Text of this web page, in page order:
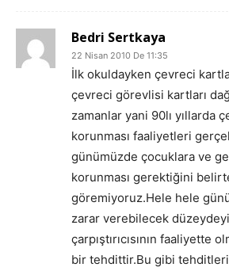
Bedri Sertkaya
22 Nisan 2010 De 11:35
İlk okuldayken çevreci
çevreci görevlisi kartları
zamanlar yani 90lı yıllarda
korunması faaliyetleri
günümüzde çocuklara ve
korunması gerektiğini
göremiyoruz.Hele hele
zarar verebilecek
çarpıştırıcısının faaliyette
bir tehdittir.Bu gibi